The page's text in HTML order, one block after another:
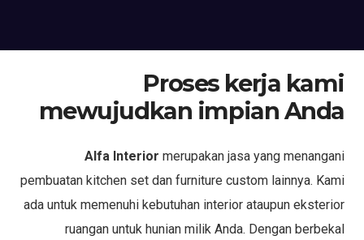
Proses kerja kami
mewujudkan impian Anda
Alfa Interior merupakan jasa yang menangani
pembuatan kitchen set dan furniture custom lainnya. Kami
ada untuk memenuhi kebutuhan interior ataupun eksterior
ruangan untuk hunian milik Anda. Dengan berbekal